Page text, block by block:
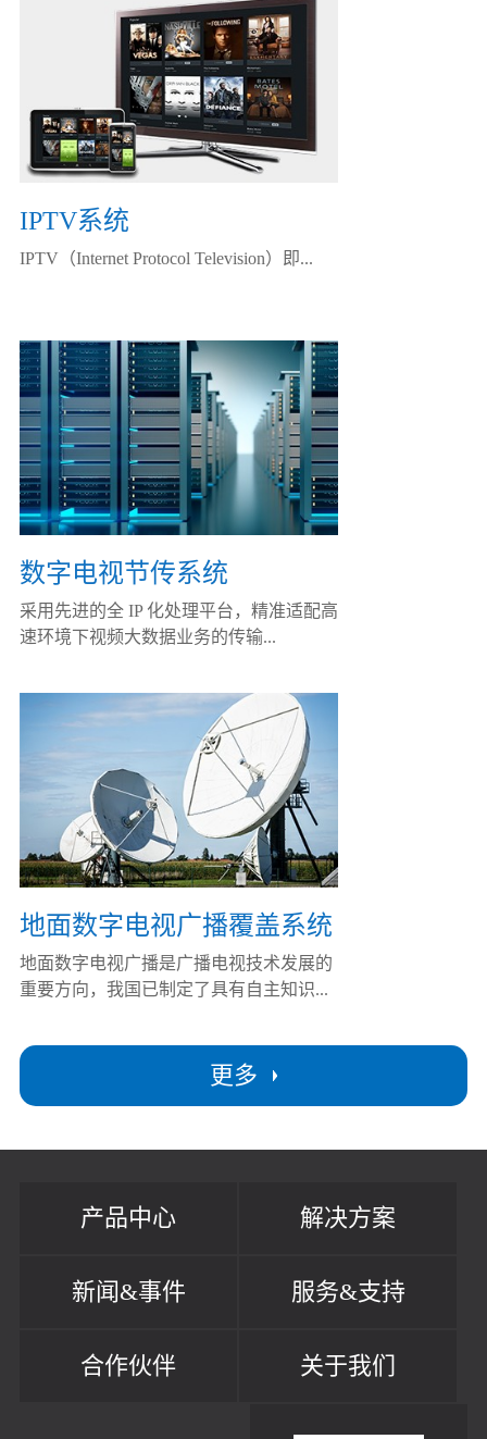
更多
IPTV系统
IPTV（Internet Protocol Television）即...
数字电视节传系统
采用先进的全 IP 化处理平台，精准适配高
速环境下视频大数据业务的传输...
地面数字电视广播覆盖系统
地面数字电视广播是广播电视技术发展的
重要方向，我国已制定了具有自主知识...
产品中心 解决方案
新闻&事件 服务&支持
合作伙伴 关于我们